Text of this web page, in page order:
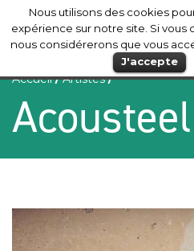
Accueil/Artistes/
Nous utilisons des cookies
expérience sur notre site. Si vous
nous considérerons que vous
J'accepte